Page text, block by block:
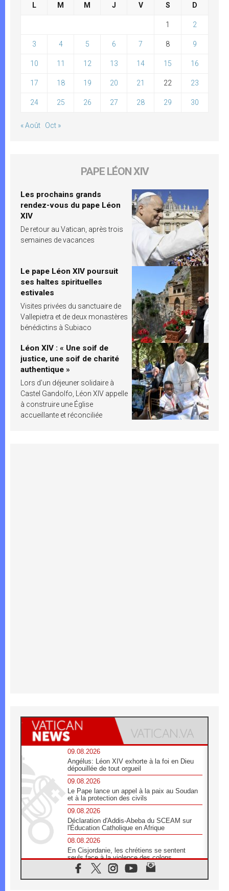
L M M J V S D
1 2
3 4 5 6 7 8 9
10 11 12 13 14 15 16
17 18 19 20 21 22 23
24 25 26 27 28 29 30
« Août Oct »
PAPE LÉON XIV
Les prochains grands
rendez-vous du pape Léon
XIV
De retour au Vatican, après trois
semaines de vacances
Le pape Léon XIV poursuit
ses haltes spirituelles
estivales
Visites privées du sanctuaire de
Vallepietra et de deux monastères
bénédictins à Subiaco
Léon XIV : « Une soif de
justice, une soif de charité
authentique »
Lors d’un déjeuner solidaire à
Castel Gandolfo, Léon XIV appelle
à construire une Église
accueillante et réconciliée
09.08.2026
Angélus: Léon XIV exhorte à la foi en Dieu
dépouillée de tout orgueil
09.08.2026
Le Pape lance un appel à la paix au Soudan
et à la protection des civils
09.08.2026
Déclaration d'Addis-Abeba du SCEAM sur
l'Éducation Catholique en Afrique
08.08.2026
En Cisjordanie, les chrétiens se sentent
seuls face à la violence des colons
08.08.2026
Léon XIV au sanctuaire de Notre Dame du